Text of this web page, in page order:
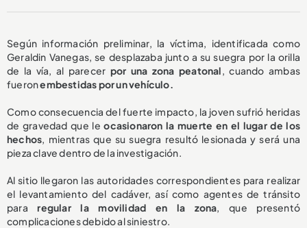
Según información preliminar, la víctima, identificada como
Geraldin Vanegas, se desplazaba junto a su suegra por la orilla
de la vía, al parecer por una zona peatonal, cuando ambas
fueronembestidas por un vehículo.
Como consecuencia del fuerte impacto, la joven sufrió heridas
de gravedad que leocasionaron la muerte en el lugar de los
hechos, mientras que su suegra resultó lesionada y será una
pieza clave dentro de la investigación.
Al sitio llegaron las autoridades correspondientes para realizar
el levantamiento del cadáver, así como agentes de tránsito
para regular la movilidad en la zona, que presentó
complicaciones debido al siniestro.